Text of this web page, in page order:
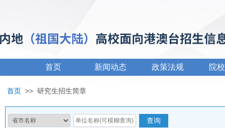
首页 新闻动态 政策法规 院
首页 >> 研究生招生简章